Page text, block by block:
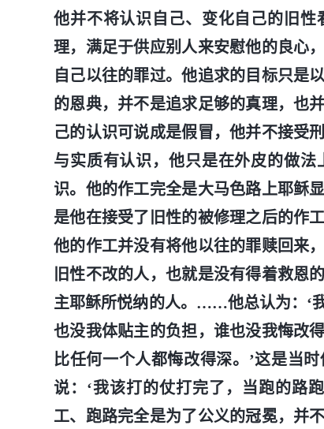
他并不将认识自己、变化自己的旧
理，满足于供应别人来安慰他的良心
自己以往的罪过。他追求的目标只是
的恩典，并不是追求足够的真理，也
己的认识可说成是假冒，他并不接受
与实质有认识，他只是在外皮的做
识。他的作工完全是大马色路上耶稣
是他在接受了旧性的被修理之后的作
他的作工并没有将他以往的罪赎回来
旧性不改的人，也就是没有得着救恩
主耶稣所悦纳的人。……他总认为：‘
也没我体贴主的负担，谁也没我悔改
比任何一个人都悔改得深。’这是当
说：‘我该打的仗打完了，当跑的路
工、跑路完全是为了公义的冠冕，并